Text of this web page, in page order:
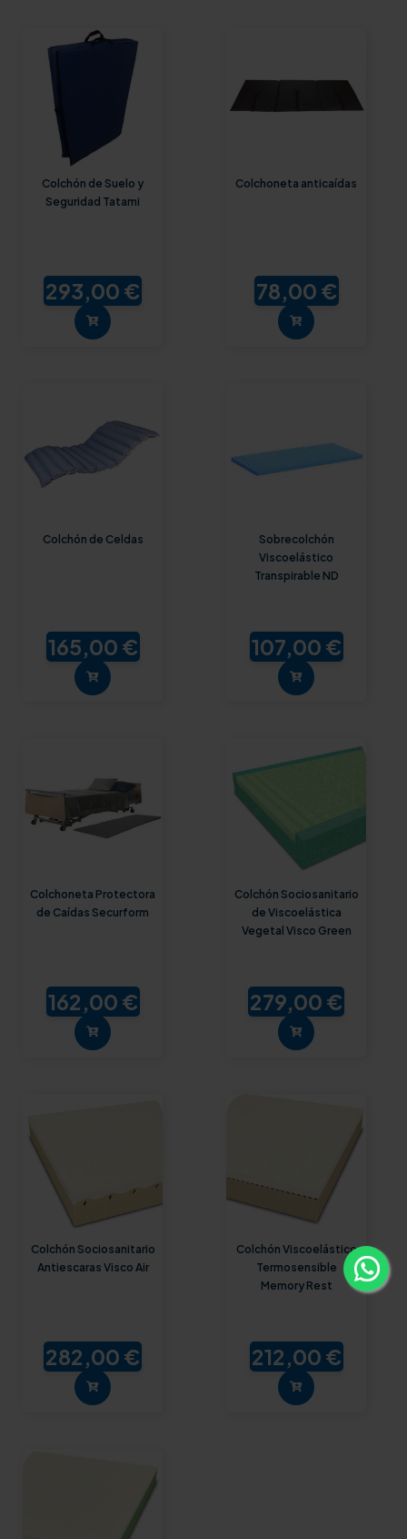
Colchón de Suelo y
Seguridad Tatami
293,00 €
Colchoneta anticaídas
78,00 €
Colchón de Celdas
165,00 €
Sobrecolchón
Viscoelástico
Transpirable ND
107,00 €
Colchoneta Protectora
de Caídas Securform
162,00 €
Colchón Sociosanitario
de Viscoelástica
Vegetal Visco Green
279,00 €
Colchón Sociosanitario
Antiescaras Visco Air
282,00 €
Colchón Viscoelástico
Termosensible
Memory Rest
212,00 €